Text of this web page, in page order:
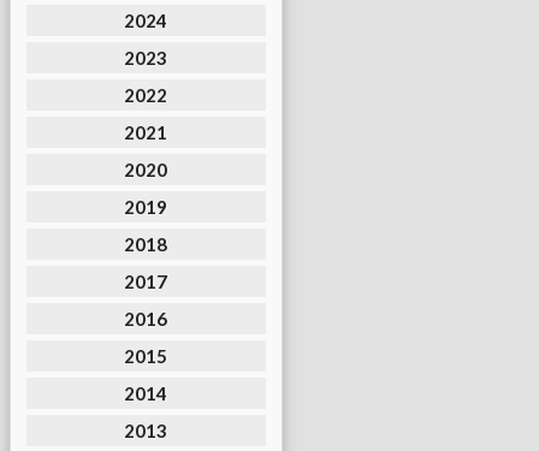
2024
2023
2022
2021
2020
2019
2018
2017
2016
2015
2014
2013